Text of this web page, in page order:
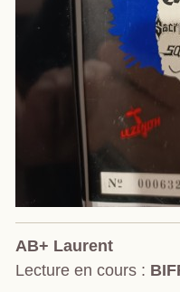
AB+ Laurent
Lecture en cours :